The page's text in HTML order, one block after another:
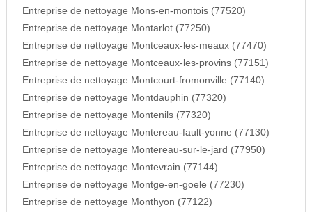
Entreprise de nettoyage Mons-en-montois (77520)
Entreprise de nettoyage Montarlot (77250)
Entreprise de nettoyage Montceaux-les-meaux (77470)
Entreprise de nettoyage Montceaux-les-provins (77151)
Entreprise de nettoyage Montcourt-fromonville (77140)
Entreprise de nettoyage Montdauphin (77320)
Entreprise de nettoyage Montenils (77320)
Entreprise de nettoyage Montereau-fault-yonne (77130)
Entreprise de nettoyage Montereau-sur-le-jard (77950)
Entreprise de nettoyage Montevrain (77144)
Entreprise de nettoyage Montge-en-goele (77230)
Entreprise de nettoyage Monthyon (77122)